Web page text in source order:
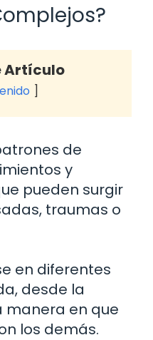
Artículo
de
y
pueden surgir
traumas o
en diferentes
desde la
en que
los demás.